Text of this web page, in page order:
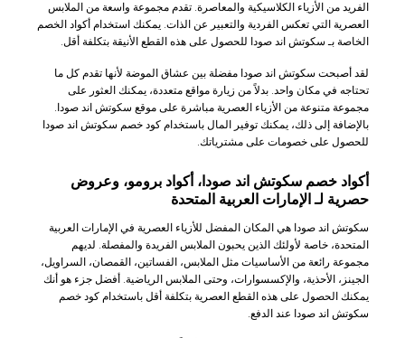
الفريد من الأزياء الكلاسيكية والمعاصرة. تقدم مجموعة واسعة من الملابس
العصرية التي تعكس الفردية والتعبير عن الذات. يمكنك استخدام أكواد الخصم
الخاصة بـ سكوتش اند صودا للحصول على هذه القطع الأنيقة بتكلفة أقل.
لقد أصبحت سكوتش اند صودا مفضلة بين عشاق الموضة لأنها تقدم كل ما
تحتاجه في مكان واحد. بدلاً من زيارة مواقع متعددة، يمكنك العثور على
مجموعة متنوعة من الأزياء العصرية مباشرة على موقع سكوتش اند صودا.
بالإضافة إلى ذلك، يمكنك توفير المال باستخدام كود خصم سكوتش اند صودا
للحصول على خصومات على مشترياتك.
أكواد خصم سكوتش اند صودا، أكواد برومو، وعروض
حصرية لـ الإمارات العربية المتحدة
سكوتش اند صودا هي المكان المفضل للأزياء العصرية في الإمارات العربية
المتحدة، خاصة لأولئك الذين يحبون الملابس الفريدة والمفصلة. لديهم
مجموعة رائعة من الأساسيات مثل الملابس، الفساتين، القمصان، السراويل،
الجينز، الأحذية، والإكسسوارات، وحتى الملابس الرياضية. أفضل جزء هو أنك
يمكنك الحصول على هذه القطع العصرية بتكلفة أقل باستخدام كود خصم
سكوتش اند صودا عند الدفع.